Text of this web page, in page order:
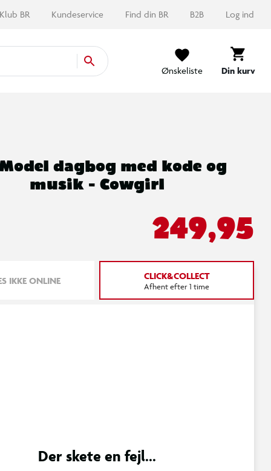
Klub BR Kundeservice Find din BR B2B Log ind
Ønskeliste Din kurv
dagbog med kode og
musik - Cowgirl
249,95
IKKE ONLINE CLICK&COLLECT
Afhent efter 1 time
Der skete en fejl...